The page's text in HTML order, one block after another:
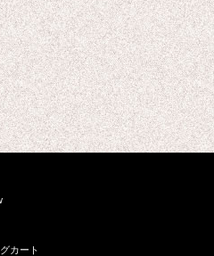
カート